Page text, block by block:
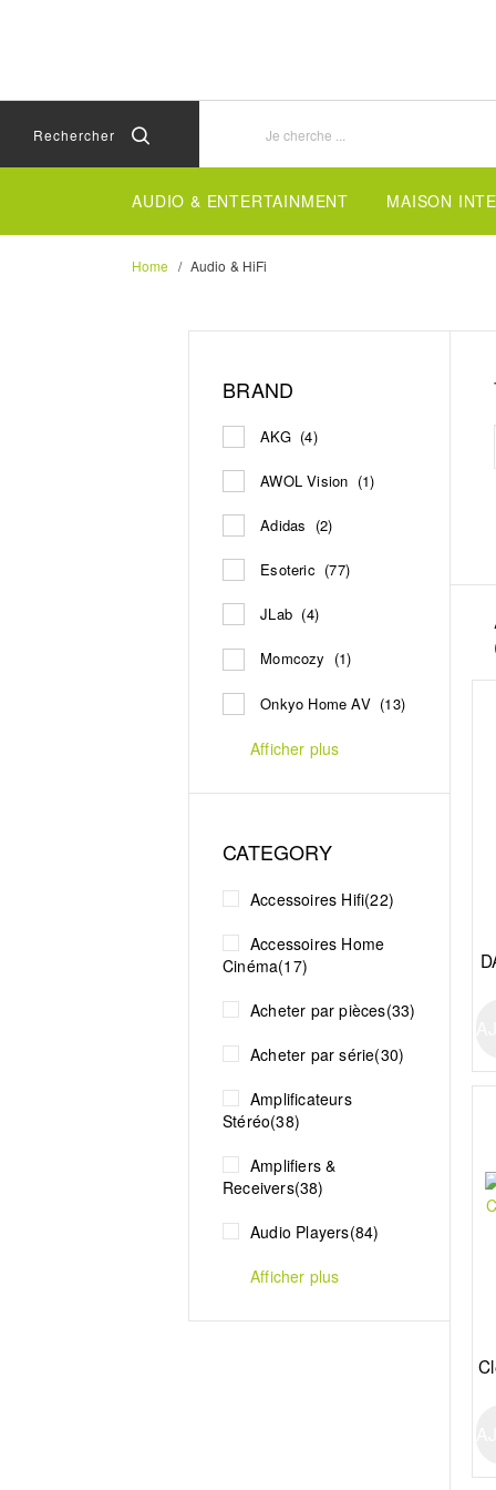
navigation
Rechercher
AUDIO & ENTERTAINMENT MAISON
Home Audio & HiFi
BRAND
AKG (4)
AWOL Vision (1)
Adidas (2)
Esoteric (77)
JLab (4)
Momcozy (1)
Onkyo Home AV (13)
Afficher plus
CATEGORY
Accessoires Hifi(22)
Accessoires Home
Cinéma(17)
Acheter par pièces(33)
Acheter par série(30)
Amplificateurs
Stéréo(38)
Amplifiers &
Receivers(38)
Audio Players(84)
Afficher plus